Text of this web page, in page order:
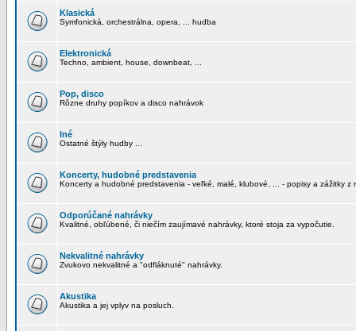
Klasická
Symfonická, orchestrálna, opera, ... hudba
Elektronická
Techno, ambient, house, downbeat, ...
Pop, disco
Rôzne druhy popíkov a disco nahrávok
Iné
Ostatné štýly hudby ...
Koncerty, hudobné predstavenia
Koncerty a hudobné predstavenia - veľké, malé, klubové, ... - popisy a zážitky z
Odporúčané nahrávky
Kvalitné, obľúbené, či niečím zaujímavé nahrávky, ktoré stoja za vypočutie.
Nekvalitné nahrávky
Zvukovo nekvalitné a "odfláknuté" nahrávky.
Akustika
Akustika a jej vplyv na posluch.